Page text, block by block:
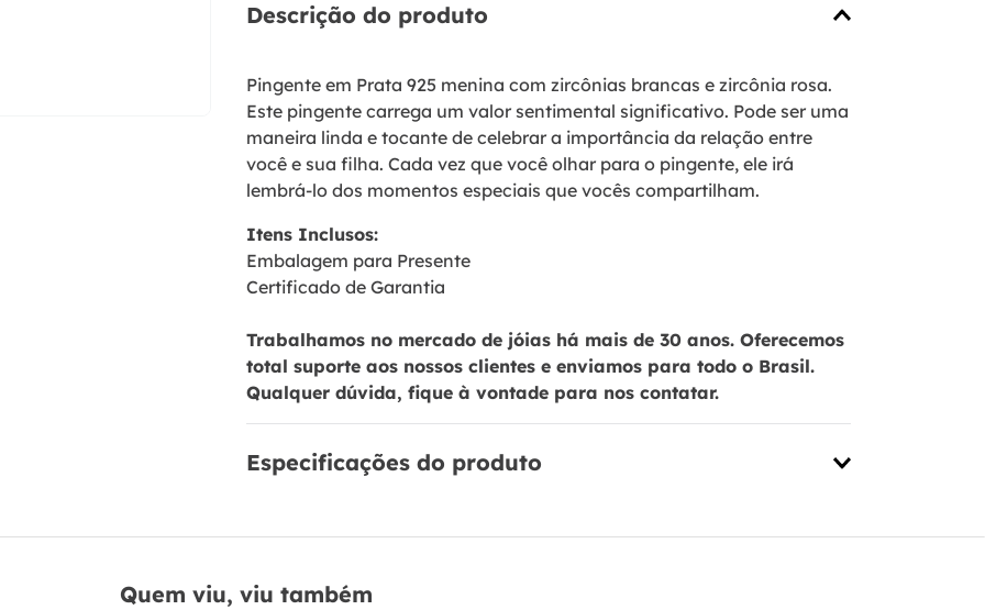
Descrição do produto
Pingente em Prata 925 menina com zircônias brancas e zircônia rosa.
Este pingente carrega um valor sentimental significativo. Pode ser uma
maneira linda e tocante de celebrar a importância da relação entre
você e sua filha. Cada vez que você olhar para o pingente, ele irá
lembrá-lo dos momentos especiais que vocês compartilham.
Itens Inclusos:
Embalagem para Presente
Certificado de Garantia
Trabalhamos no mercado de jóias há mais de 30 anos. Oferecemos
total suporte aos nossos clientes e enviamos para todo o Brasil.
Qualquer dúvida, fique à vontade para nos contatar.
Especificações do produto
Quem viu, viu também